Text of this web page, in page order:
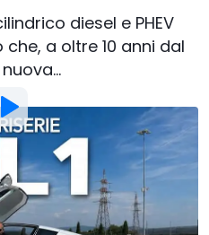
diesel e PHEV
a oltre 10 anni dal